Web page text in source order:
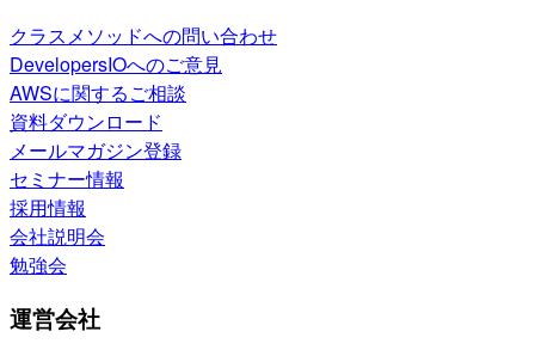
クラスメソッドへの問い合わせ
DevelopersIOへのご意見
AWSに関するご相談
資料ダウンロード
メールマガジン登録
セミナー情報
採用情報
会社説明会
勉強会
運営会社